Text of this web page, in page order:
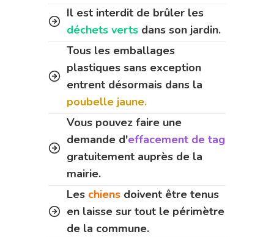
Il est interdit de brûler les
déchets verts dans son jardin.
Tous les emballages
plastiques sans exception
entrent désormais dans la
poubelle jaune.
Vous pouvez faire une
demande d'effacement de tag
gratuitement auprès de la
mairie.
Les chiens doivent être tenus
en laisse sur tout le périmètre
de la commune.